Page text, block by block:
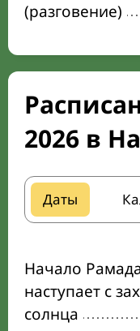
(разговение)
2026 в
Даты
Начало
наступает с
солнца